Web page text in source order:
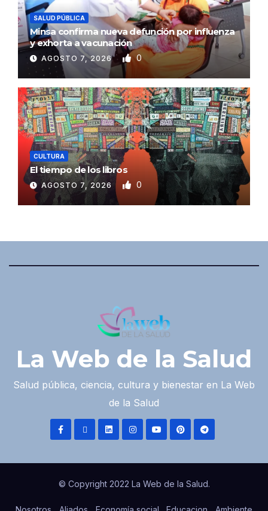
SALUD PÚBLICA
Minsa confirma nueva defunción por influenza
y exhorta a vacunación
AGOSTO 7, 2026 0
CULTURA
El tiempo de los libros
AGOSTO 7, 2026 0
La Web de la Salud
Salud pública, ciencia, cultura y bienestar en La Web
de la Salud
© Copyright 2022 La Web de la Salud.